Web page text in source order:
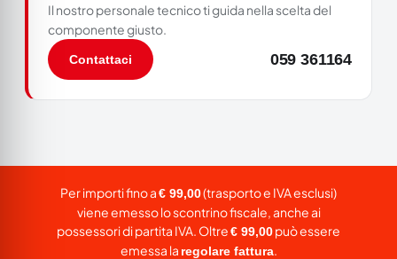
Il nostro personale tecnico ti guida nella scelta del
componente giusto.
Contattaci 059 361164
Per importi fino a€ 99,00(trasporto e IVA esclusi)
viene emesso lo scontrino fiscale, anche ai
possessori di partita IVA. Oltre€ 99,00può essere
emessa la regolare fattura.